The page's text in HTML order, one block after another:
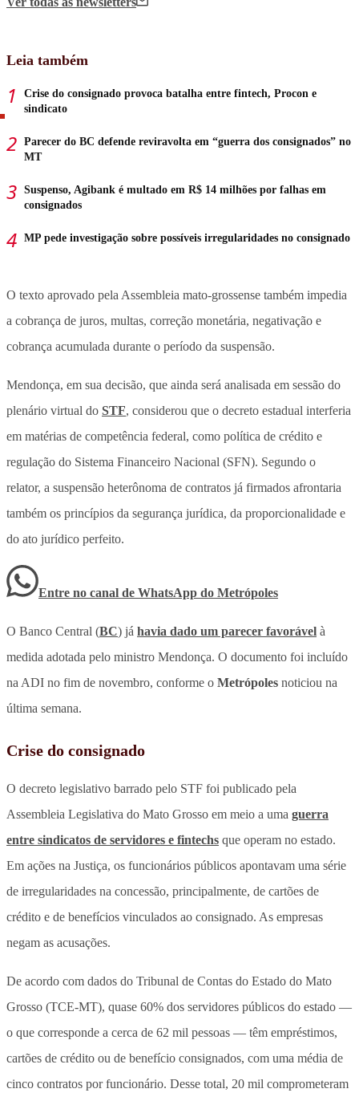
Leia também
Crise do consignado provoca batalha entre fintech, Procon e
sindicato
Parecer do BC defende reviravolta em “guerra dos consignados” no
MT
Suspenso, Agibank é multado em R$ 14 milhões por falhas em
consignados
MP pede investigação sobre possíveis irregularidades no consignado
O texto aprovado pela Assembleia mato-grossense também impedia
a cobrança de juros, multas, correção monetária, negativação e
cobrança acumulada durante o período da suspensão.
Mendonça, em sua decisão, que ainda será analisada em sessão do
plenário virtual do STF, considerou que o decreto estadual interferia
em matérias de competência federal, como política de crédito e
regulação do Sistema Financeiro Nacional (SFN). Segundo o
relator, a suspensão heterônoma de contratos já firmados afrontaria
também os princípios da segurança jurídica, da proporcionalidade e
do ato jurídico perfeito.
Entre no canal de WhatsApp do Metrópoles
O Banco Central (BC) já havia dado um parecer favorável à
medida adotada pelo ministro Mendonça. O documento foi incluído
na ADI no fim de novembro, conforme o Metrópoles noticiou na
última semana.
Crise do consignado
O decreto legislativo barrado pelo STF foi publicado pela
Assembleia Legislativa do Mato Grosso em meio a uma guerra
entre sindicatos de servidores e fintechs que operam no estado.
Em ações na Justiça, os funcionários públicos apontavam uma série
de irregularidades na concessão, principalmente, de cartões de
crédito e de benefícios vinculados ao consignado. As empresas
negam as acusações.
De acordo com dados do Tribunal de Contas do Estado do Mato
Grosso (TCE-MT), quase 60% dos servidores públicos do estado —
o que corresponde a cerca de 62 mil pessoas — têm empréstimos,
cartões de crédito ou de benefício consignados, com uma média de
cinco contratos por funcionário. Desse total, 20 mil comprometeram